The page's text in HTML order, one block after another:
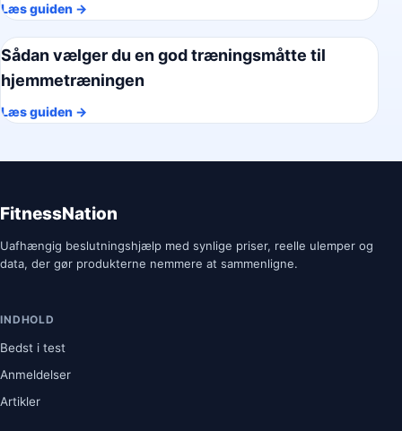
Læs guiden →
Sådan vælger du en god træningsmåtte til
hjemmetræningen
Læs guiden →
FitnessNation
Uafhængig beslutningshjælp med synlige priser, reelle ulemper og
data, der gør produkterne nemmere at sammenligne.
INDHOLD
Bedst i test
Anmeldelser
Artikler